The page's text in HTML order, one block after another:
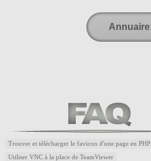
Annuaire
Trouver et télécharger le favicon d'une page en PHP
Utiliser VNC à la place de TeamViewer